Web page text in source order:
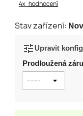
4x hodnocení
Stav zařízení:
tune Upravit
Prodloužená